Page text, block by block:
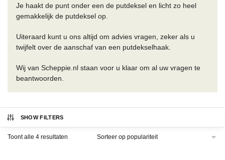
Je haakt de punt onder een de putdeksel en licht zo heel
gemakkelijk de putdeksel op.
Uiteraard kunt u ons altijd om advies vragen, zeker als u
twijfelt over de aanschaf van een putdekselhaak.
Wij van Scheppie.nl staan voor u klaar om al uw vragen te
beantwoorden.
SHOW FILTERS
Toont alle 4 resultaten Gesorteerd